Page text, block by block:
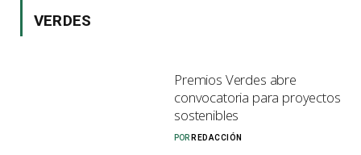
VERDES
Premios Verdes abre
convocatoria para proyectos
sostenibles
POR REDACCIÓN